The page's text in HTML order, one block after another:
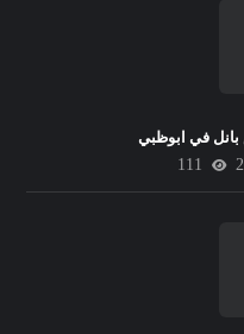
في ابوظبي
111